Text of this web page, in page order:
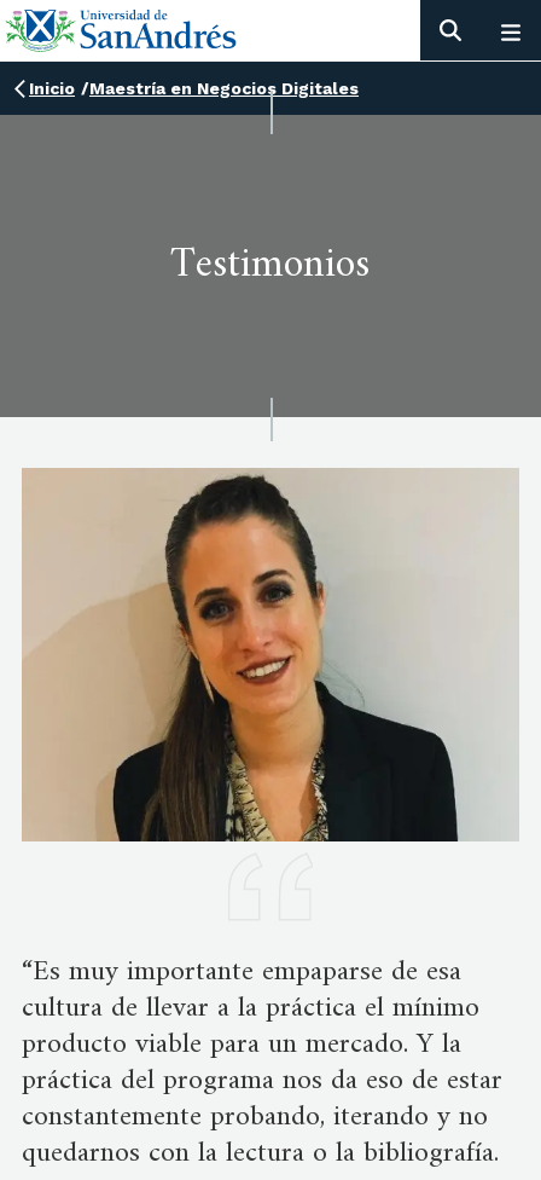
Inicio /Maestría en Negocios Digitales
Testimonios
“Es muy importante empaparse de esa
cultura de llevar a la práctica el mínimo
producto viable para un mercado. Y la
práctica del programa nos da eso de estar
constantemente probando, iterando y no
quedarnos con la lectura o la bibliografía.